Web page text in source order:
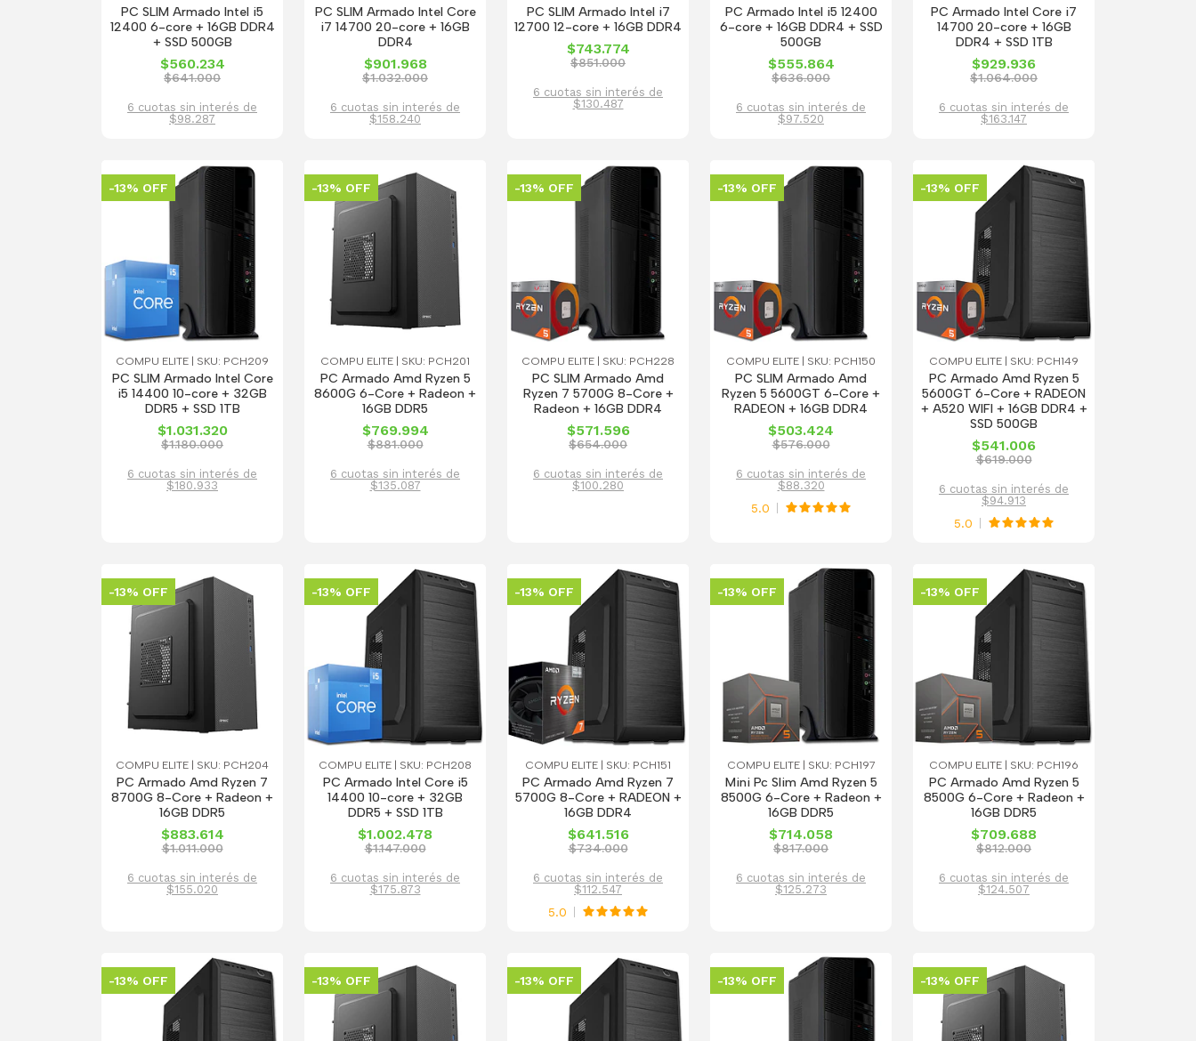
PC SLIM Armado Intel i5
12400 6-core + 16GB DDR4
+ SSD 500GB
$560.234
$641.000
6 cuotas sin interés de
$98.287
PC SLIM Armado Intel Core
i7 14700 20-core + 16GB
DDR4
$901.968
$1.032.000
6 cuotas sin interés de
$158.240
PC SLIM Armado Intel i7
12700 12-core + 16GB DDR4
$743.774
$851.000
6 cuotas sin interés de
$130.487
PC Armado Intel i5 12400
6-core + 16GB DDR4 + SSD
500GB
$555.864
$636.000
6 cuotas sin interés de
$97.520
PC Armado Intel Core i7
14700 20-core + 16GB
DDR4 + SSD 1TB
$929.936
$1.064.000
6 cuotas sin interés de
$163.147
-13% OFF
COMPU ELITE | SKU: PCH209
PC SLIM Armado Intel Core
i5 14400 10-core + 32GB
DDR5 + SSD 1TB
$1.031.320
$1.180.000
6 cuotas sin interés de
$180.933
-13% OFF
COMPU ELITE | SKU: PCH201
PC Armado Amd Ryzen 5
8600G 6-Core + Radeon +
16GB DDR5
$769.994
$881.000
6 cuotas sin interés de
$135.087
-13% OFF
COMPU ELITE | SKU: PCH228
PC SLIM Armado Amd
Ryzen 7 5700G 8-Core +
Radeon + 16GB DDR4
$571.596
$654.000
6 cuotas sin interés de
$100.280
-13% OFF
COMPU ELITE | SKU: PCH150
PC SLIM Armado Amd
Ryzen 5 5600GT 6-Core +
RADEON + 16GB DDR4
$503.424
$576.000
6 cuotas sin interés de
$88.320
5.0
-13% OFF
COMPU ELITE | SKU: PCH149
PC Armado Amd Ryzen 5
5600GT 6-Core + RADEON
+ A520 WIFI + 16GB DDR4 +
SSD 500GB
$541.006
$619.000
6 cuotas sin interés de
$94.913
5.0
-13% OFF
COMPU ELITE | SKU: PCH204
PC Armado Amd Ryzen 7
8700G 8-Core + Radeon +
16GB DDR5
$883.614
$1.011.000
6 cuotas sin interés de
$155.020
-13% OFF
COMPU ELITE | SKU: PCH208
PC Armado Intel Core i5
14400 10-core + 32GB
DDR5 + SSD 1TB
$1.002.478
$1.147.000
6 cuotas sin interés de
$175.873
-13% OFF
COMPU ELITE | SKU: PCH151
PC Armado Amd Ryzen 7
5700G 8-Core + RADEON +
16GB DDR4
$641.516
$734.000
6 cuotas sin interés de
$112.547
5.0
-13% OFF
COMPU ELITE | SKU: PCH197
Mini Pc Slim Amd Ryzen 5
8500G 6-Core + Radeon +
16GB DDR5
$714.058
$817.000
6 cuotas sin interés de
$125.273
-13% OFF
COMPU ELITE | SKU: PCH196
PC Armado Amd Ryzen 5
8500G 6-Core + Radeon +
16GB DDR5
$709.688
$812.000
6 cuotas sin interés de
$124.507
-13% OFF -13% OFF -13% OFF -13% OFF -13% OFF